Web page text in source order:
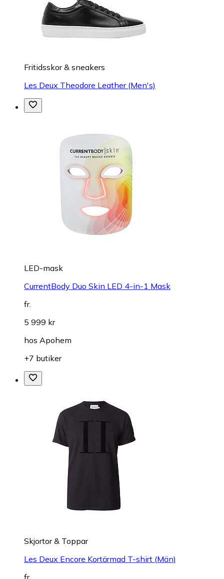
Fritidsskor & sneakers
Les Deux Theodore Leather (Men's)
LED-mask
CurrentBody Duo Skin LED 4-in-1 Mask
fr.
5 999 kr
hos Apohem
+7 butiker
Skjortor & Toppar
Les Deux Encore Kortärmad T-shirt (Män)
fr.